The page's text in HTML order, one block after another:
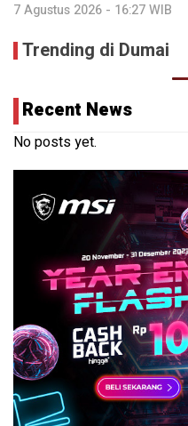
7 Agustus 2026 - 16:27 WIB
Trending di Dumai
Recent News
No posts yet.